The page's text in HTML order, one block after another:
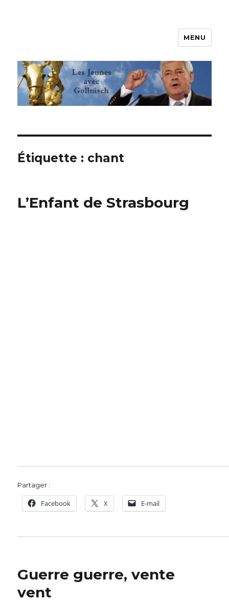
Les jeunes avec Gollnisch
MENU
Étiquette : chant
L’Enfant de Strasbourg
Partager :
Facebook X E-mail
Guerre guerre, vente
vent